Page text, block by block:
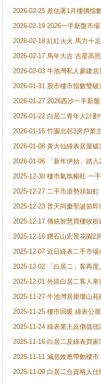
2026-02-25 差估署1月樓價指
2026-02-19 2026一手新盤市
2026-02-18 紅紅火火 馬力十
2026-02-17 馬年大吉 吉星高
2026-02-03 牛池灣私人參建
2026-01-31 股市樓市指數雙
2026-01-27 2026西沙一手新
2026-01-22 白居二青年人計
2026-01-15 竹園北邨3房戶業
2026-01-08 黃大仙綠表居屋
2026-01-06 「新年伊始」踏
2025-12-30 樓市氣氛暢旺 一
2025-12-27 二手市道勢頭如
2025-12-23 普天同慶聖誕節
2025-12-17 傳統智慧買樓收
2025-12-16 鑽石山宏景花園2
2025-12-07 近日綠表二手市
2025-12-02 「白居二」客再
2025-12-01 外區白居二客人
2025-11-27 牛池灣居屋瓊山
2025-11-25 樓市回暖 綠表公
2025-11-24 綠表業主反價搵
2025-11-16 白居二及綠表買
2025-11-11 減息效應帶動樓
2025-11-09 白居二合資格人